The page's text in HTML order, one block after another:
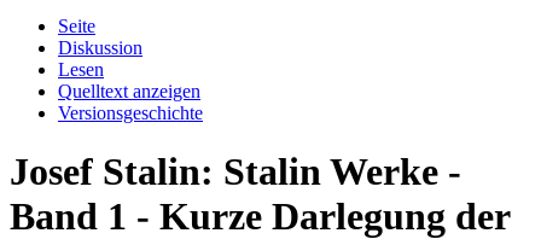
Seite
Diskussion
Lesen
Quelltext anzeigen
Versionsgeschichte
Josef Stalin: Stalin Werke -
Band 1 - Kurze Darlegung der